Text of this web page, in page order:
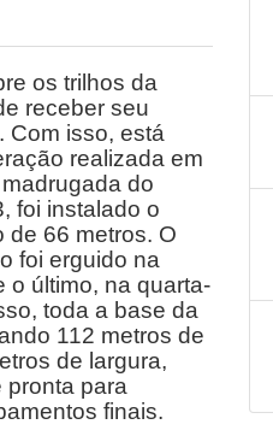
os trilhos da
receber seu
Com isso, está
realizada em
do
foi instalado o
de 66 metros. O
foi erguido na
o último, na quarta-
toda a base da
112 metros de
de largura,
pronta para
finais.